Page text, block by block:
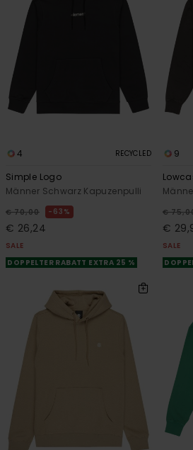
4 RECYCLED
Simple Logo
Männer Schwarz Kapuzenpulli
€ 70,00 63%
€ 26,24
SALE
DOPPELTER RABATT EXTRA 25 %
9
€
€
SALE